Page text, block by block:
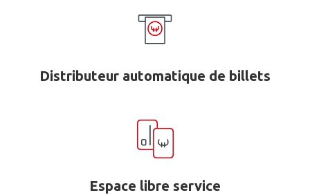
Distributeur automatique de billets
Espace libre service